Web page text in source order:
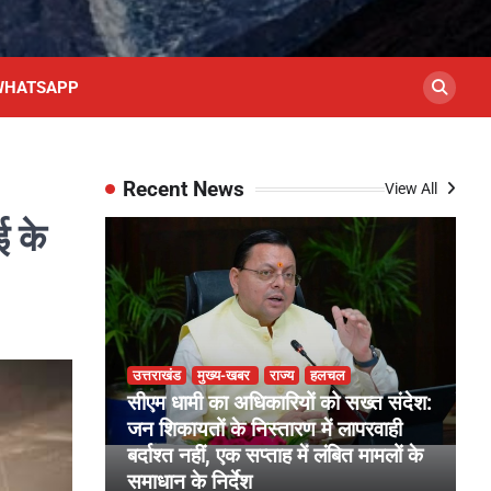
के
Recent News View All
तहसील
रिश्वत
उत्तराखंड मुख्य-खबर राज्य हलचल
सीएम धामी का अधिकारियों को सख्त संदेश:
जन शिकायतों के निस्तारण में लापरवाही
बर्दाश्त नहीं, एक सप्ताह में लंबित मामलों के
समाधान के निर्देश